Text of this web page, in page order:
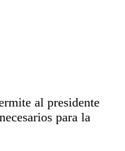
al presidente
para la